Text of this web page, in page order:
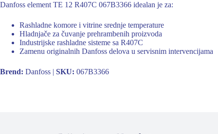
Danfoss element TE 12 R407C 067B3366 idealan je za:
Rashladne komore i vitrine srednje temperature
Hladnjače za čuvanje prehrambenih proizvoda
Industrijske rashladne sisteme sa R407C
Zamenu originalnih Danfoss delova u servisnim intervencijama
Brend: Danfoss | SKU: 067B3366